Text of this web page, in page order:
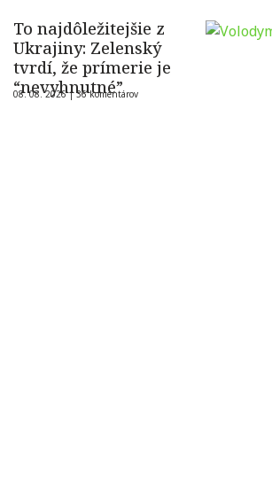
To najdôležitejšie z
Ukrajiny: Zelenský
tvrdí, že prímerie je
“nevyhnutné”
08. 08. 2026 |36 komentárov